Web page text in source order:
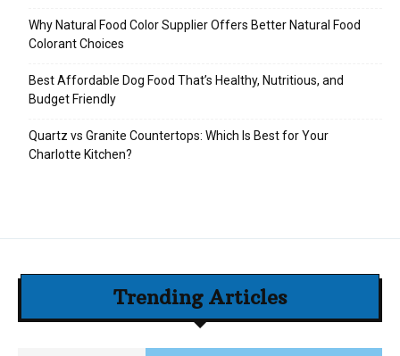
Why Natural Food Color Supplier Offers Better Natural Food
Colorant Choices
Best Affordable Dog Food That’s Healthy, Nutritious, and
Budget Friendly
Quartz vs Granite Countertops: Which Is Best for Your
Charlotte Kitchen?
Trending Articles